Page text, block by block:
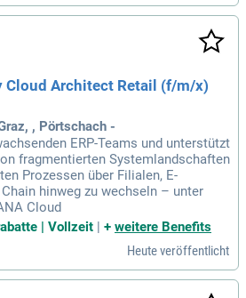
Cloud Architect Retail (f/m/x)
, Pörtschach -
ERP-Teams und unterstützt
fragmentierten Systemlandschaften
Prozessen über Filialen, E-
hinweg zu wechseln – unter
Cloud
| Vollzeit | + weitere Benefits
Heute veröffentlicht